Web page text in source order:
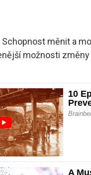
měnit a
možnosti